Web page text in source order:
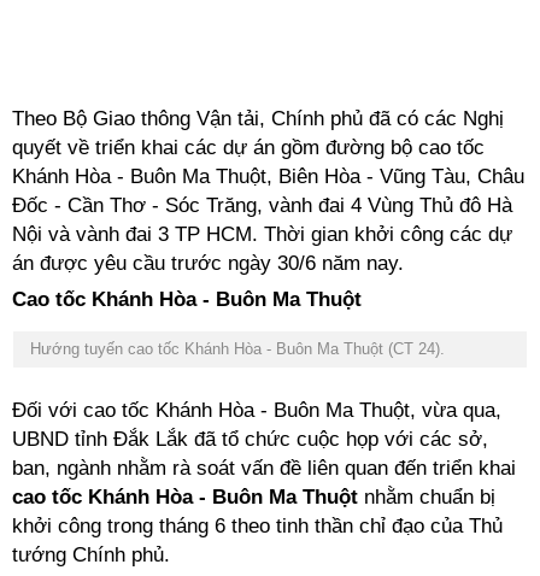
Theo Bộ Giao thông Vận tải, Chính phủ đã có các Nghị
quyết về triển khai các dự án gồm đường bộ cao tốc
Khánh Hòa - Buôn Ma Thuột, Biên Hòa - Vũng Tàu, Châu
Đốc - Cần Thơ - Sóc Trăng, vành đai 4 Vùng Thủ đô Hà
Nội và vành đai 3 TP HCM. Thời gian khởi công các dự
án được yêu cầu trước ngày 30/6 năm nay.
Cao tốc Khánh Hòa - Buôn Ma Thuột
Hướng tuyến cao tốc Khánh Hòa - Buôn Ma Thuột (CT 24).
Đối với cao tốc Khánh Hòa - Buôn Ma Thuột, vừa qua,
UBND tỉnh Đắk Lắk đã tổ chức cuộc họp với các sở,
ban, ngành nhằm rà soát vấn đề liên quan đến triển khai
cao tốc Khánh Hòa - Buôn Ma Thuột nhằm chuẩn bị
khởi công trong tháng 6 theo tinh thần chỉ đạo của Thủ
tướng Chính phủ.